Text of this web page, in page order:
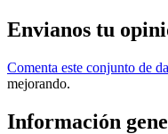
Envianos tu
Comenta este conjunto de
mejorando.
Información